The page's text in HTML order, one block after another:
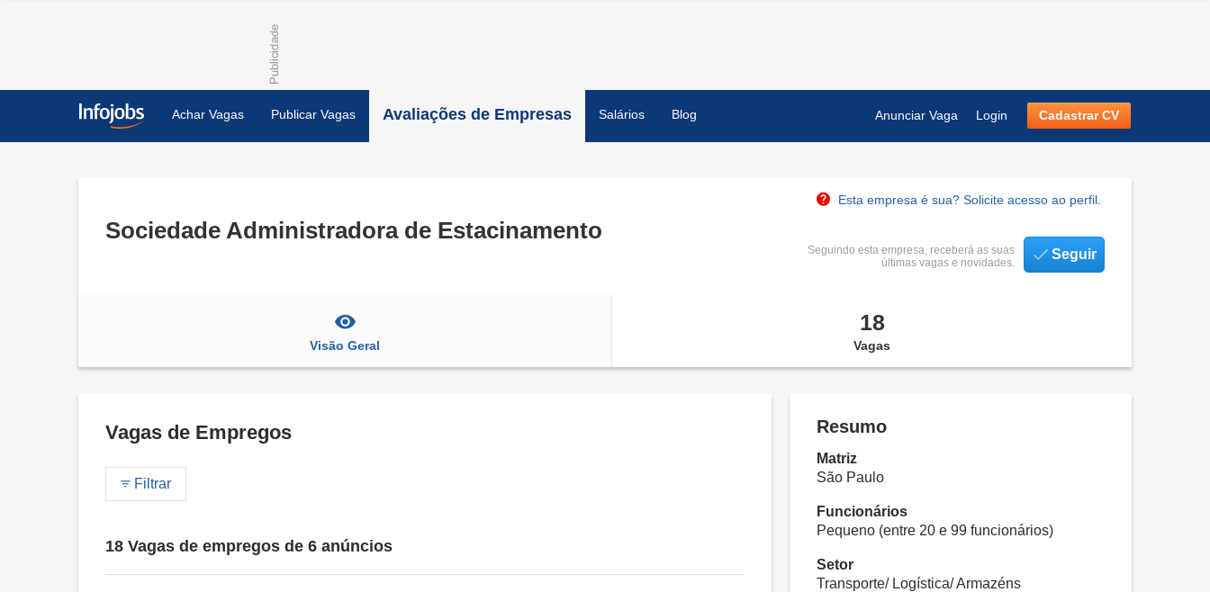
Achar Vagas Publicar Vagas Avaliações de Empresas Salários Blog Anunciar Vaga Login Cadastrar CV
Esta empresa é sua? Solicite acesso ao perfil.
Sociedade Administradora de Estacinamento
Seguindo esta empresa, receberá as suas
últimas vagas e novidades.
Seguir
Visão Geral
18
Vagas
Vagas de Empregos
Filtrar
18 Vagas de empregos de 6 anúncios
Resumo
Matriz
São Paulo
Funcionários
Pequeno (entre 20 e 99 funcionários)
Setor
Transporte/ Logística/ Armazéns